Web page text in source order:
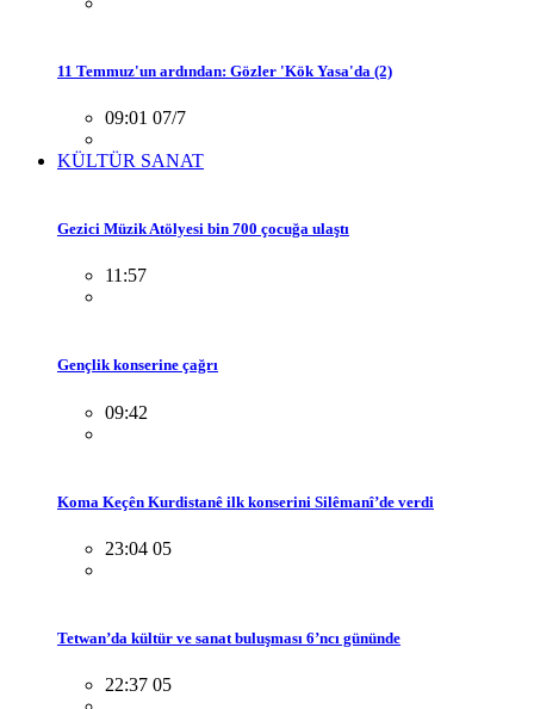
11 Temmuz'un ardından: Gözler 'Kök Yasa'da (2)
09:01 07/7
KÜLTÜR SANAT
Gezici Müzik Atölyesi bin 700 çocuğa ulaştı
11:57
Gençlik konserine çağrı
09:42
Koma Keçên Kurdistanê ilk konserini Silêmanî’de verdi
23:04 05
Tetwan’da kültür ve sanat buluşması 6’ncı gününde
22:37 05